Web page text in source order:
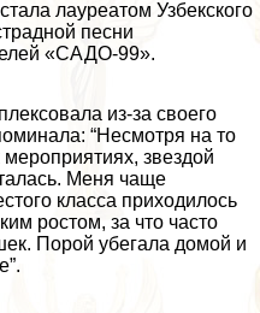
лауреатом Узбекского
песни
«САДО-99».
из-за своего
“Несмотря на то
звездой
Меня чаще
класса приходилось
ростом, за что часто
Порой убегала домой и